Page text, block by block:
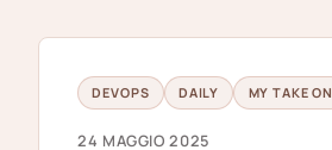
DEVOPS DAILY MY TAKE ON
24 MAGGIO 2025